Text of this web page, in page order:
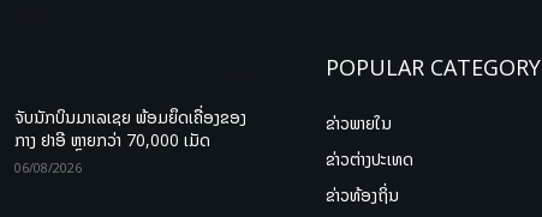
ຈັບນັກບິນມາເລເຊຍ ພ້ອມຍຶດເຄື່ອງຂອງ
ກາງ ຢາອີ ຫຼາຍກວ່າ 70,000 ເມັດ
06/08/2026
POPULAR CATEGORY
ຂ່າວພາຍ​ໃນ
ຂ່າວຕ່າງປະເທດ
ຂ່າວທ້ອງຖິ່ນ